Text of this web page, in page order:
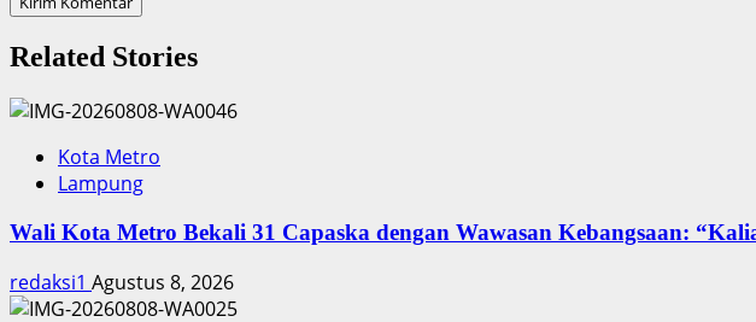
Related Stories
Kota Metro
Lampung
Wali Kota Metro Bekali 31 Capaska dengan Wawasan Kebangsaan:
redaksi1 Agustus 8, 2026